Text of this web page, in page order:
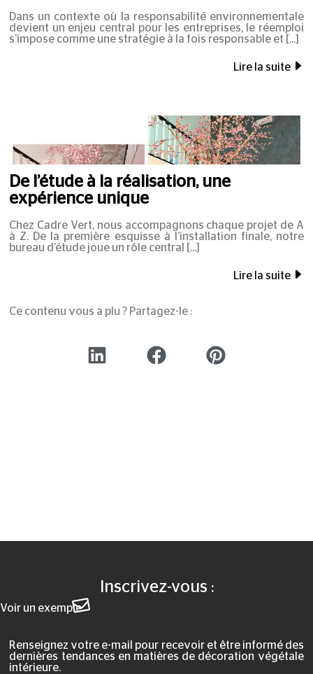
Dans un contexte où la responsabilité environnementale
devient un enjeu central pour les entreprises, le réemploi
s’impose comme une stratégie à la fois responsable et
Lire la suite
De l’étude à la réalisation, une
expérience unique
Chez Cadre Vert, nous accompagnons chaque projet de A
à Z. De la première esquisse à l’installation finale, notre
bureau d’étude joue un rôle central
Lire la suite
Ce contenu vous a plu ? Partagez-le :
Inscrivez-vous :
Voir un exemple
Renseignez votre e-mail pour recevoir et être informé des
dernières tendances en matières de décoration végétale
intérieure.